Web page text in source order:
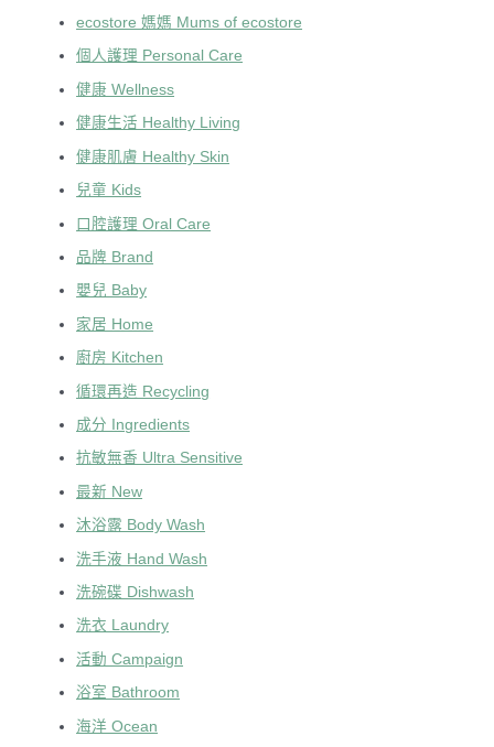
ecostore 媽媽 Mums of ecostore
個人護理 Personal Care
健康 Wellness
健康生活 Healthy Living
健康肌膚 Healthy Skin
兒童 Kids
口腔護理 Oral Care
品牌 Brand
嬰兒 Baby
家居 Home
廚房 Kitchen
循環再造 Recycling
成分 Ingredients
抗敏無香 Ultra Sensitive
最新 New
沐浴露 Body Wash
洗手液 Hand Wash
洗碗碟 Dishwash
洗衣 Laundry
活動 Campaign
浴室 Bathroom
海洋 Ocean